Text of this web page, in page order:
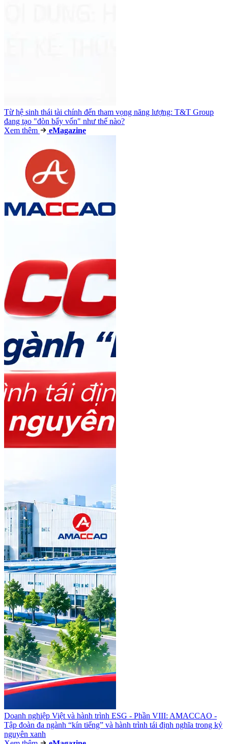
Từ hệ sinh thái tài chính đến tham vọng năng lượng: T&T Group
đang tạo "đòn bẩy vốn" như thế nào?
Xem thêm
eMagazine
Doanh nghiệp Việt và hành trình ESG - Phần VIII: AMACCAO -
Tập đoàn đa ngành “kín tiếng” và hành trình tái định nghĩa trong kỷ
nguyên xanh